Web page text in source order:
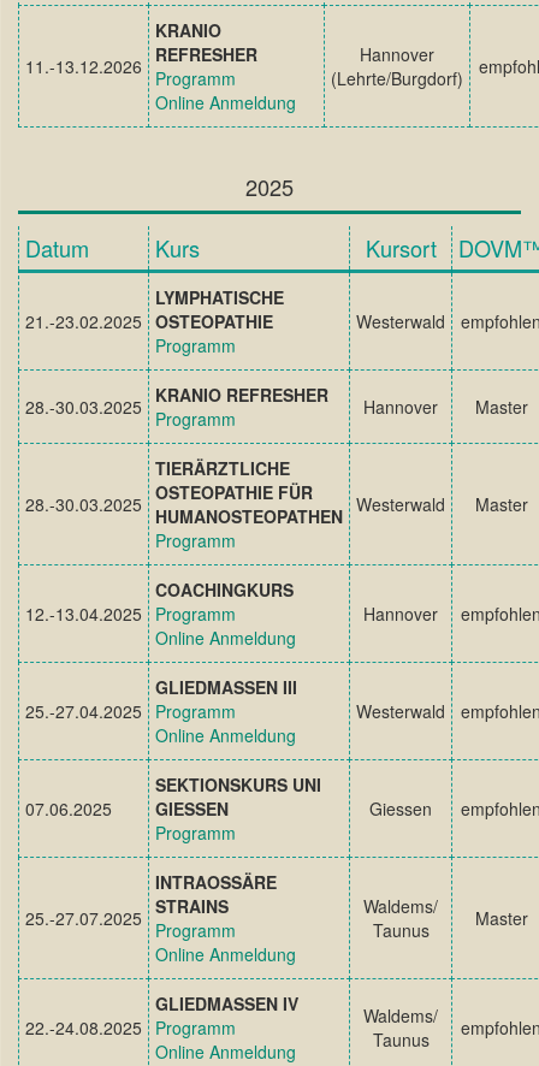
11.-13.12.2026
KRANIO
REFRESHER
Programm
Online Anmeldung
Hannover
(Lehrte/Burgdorf)
2025
Datum
Kurs Kursort
21.-23.02.2025
LYMPHATISCHE
OSTEOPATHIE
Programm
Westerwald
28.-30.03.2025
KRANIO REFRESHER
Programm
Hannover Master
28.-30.03.2025
TIERÄRZTLICHE
OSTEOPATHIE FÜR
HUMANOSTEOPATHEN
Programm
Westerwald Master
12.-13.04.2025
COACHINGKURS
Programm
Online Anmeldung
Hannover
25.-27.04.2025
GLIEDMASSEN III
Programm
Online Anmeldung
Westerwald
07.06.2025
SEKTIONSKURS UNI
GIESSEN
Programm
Giessen
25.-27.07.2025
INTRAOSSÄRE
STRAINS
Programm
Online Anmeldung
Waldems/
Taunus
Master
22.-24.08.2025
GLIEDMASSEN IV
Programm
Online Anmeldung
Waldems/
Taunus